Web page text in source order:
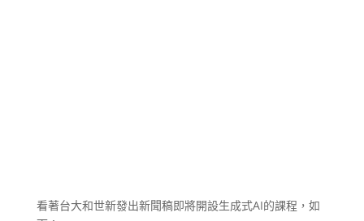
看著台大和世新發出新聞稿即將開設生成式AI的課程，如